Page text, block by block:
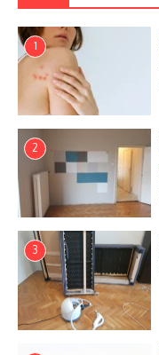
1
2
3